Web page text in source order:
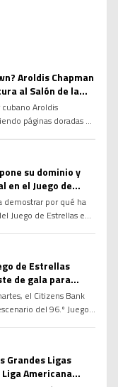
Aroldis Chapman
al Salón de la
Aroldis
páginas doradas en
al Salón de la
números, su
ha ejercido durante
su dominio y
en el Juego de
demostrar por qué ha
Juego de Estrellas en
el Joven
de 4-0 a la Liga
Clásico de […]
de Estrellas
de gala para
de la MLB
el Citizens Bank
del 96.º Juego
la Liga Americana y la
el cierre de un
Grandes Ligas
Americana